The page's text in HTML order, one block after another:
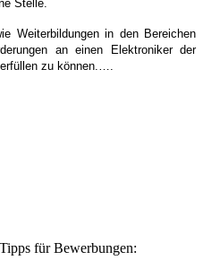
Stelle.
Weiterbildungen in den Bereichen
an einen Elektroniker der
zu können.
für Bewerbungen: